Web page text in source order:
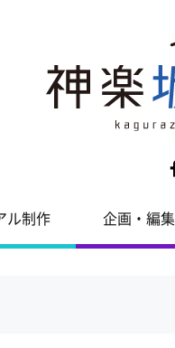
ル制作 企画・編集